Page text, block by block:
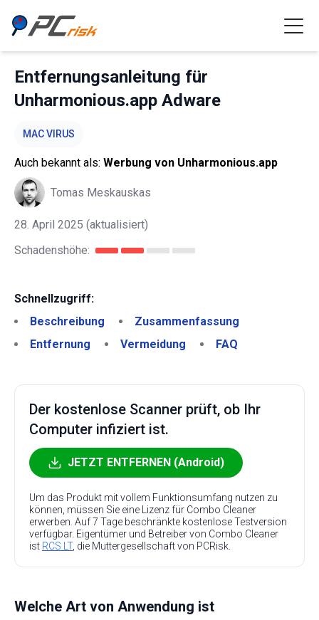
Entfernungsanleitung für
Unharmonious.app Adware
MAC VIRUS
Auch bekannt als: Werbung von Unharmonious.app
Tomas Meskauskas
28. April 2025 (aktualisiert)
Schadenshöhe:
Schnellzugriff:
Beschreibung
Zusammenfassung
Entfernung
Vermeidung FAQ
Der kostenlose Scanner prüft, ob Ihr
Computer infiziert ist.
JETZT ENTFERNEN (Android)
Um das Produkt mit vollem Funktionsumfang nutzen zu
können, müssen Sie eine Lizenz für Combo Cleaner
erwerben. Auf 7 Tage beschränkte kostenlose Testversion
verfügbar. Eigentümer und Betreiber von Combo Cleaner
ist RCS LT, die Muttergesellschaft von PCRisk.
Welche Art von Anwendung ist